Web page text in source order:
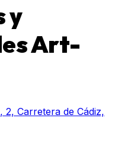
y
Art-
2, Carretera de Cádiz,